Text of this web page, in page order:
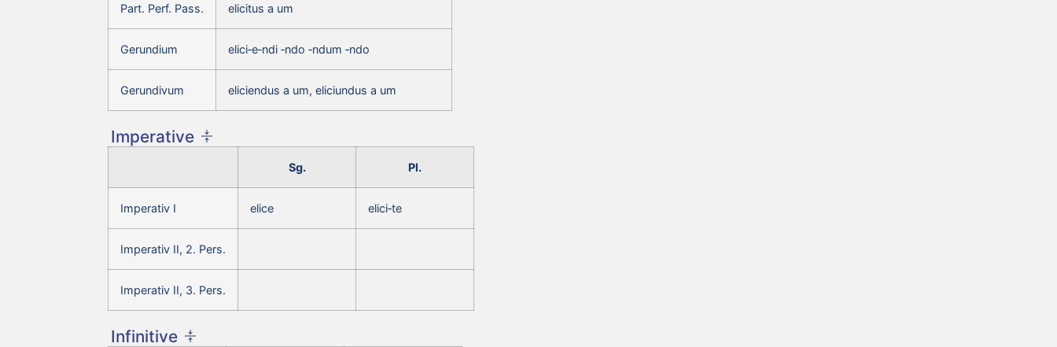
Part. Perf. Pass. elicitus a um
Gerundium elici‑e‑ndi ‑ndo ‑ndum ‑ndo
Gerundivum eliciendus a um, eliciundus a um
Imperative
Sg. Pl.
Imperativ I elice elici‑te
Imperativ II, 2. Pers.
Imperativ II, 3. Pers.
Infinitive